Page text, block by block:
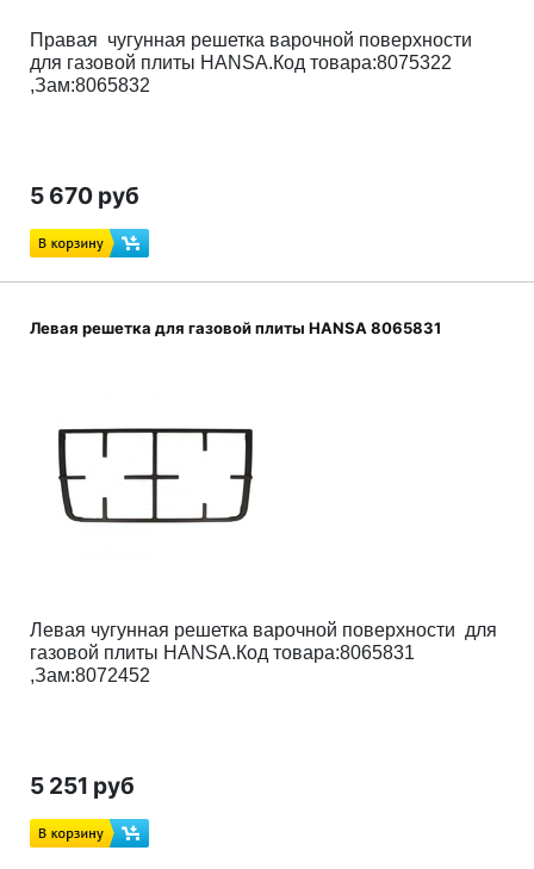
Правая чугунная решетка варочной поверхности
для газовой плиты HANSA.Код товара:8075322
,Зам:8065832
5 670 руб
Левая решетка для газовой плиты HANSA 8065831
Левая чугунная решетка варочной поверхности для
газовой плиты HANSA.Код товара:8065831
,Зам:8072452
5 251 руб